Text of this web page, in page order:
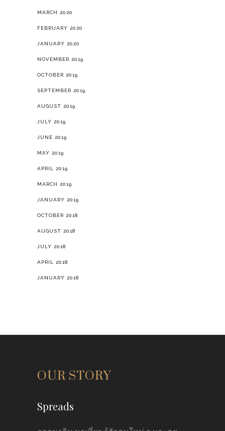
MARCH 2020
FEBRUARY 2020
JANUARY 2020
NOVEMBER 2019
OCTOBER 2019
SEPTEMBER 2019
AUGUST 2019
JULY 2019
JUNE 2019
MAY 2019
APRIL 2019
MARCH 2019
JANUARY 2019
OCTOBER 2018
AUGUST 2018
JULY 2018
APRIL 2018
JANUARY 2018
OUR STORY
Spreads